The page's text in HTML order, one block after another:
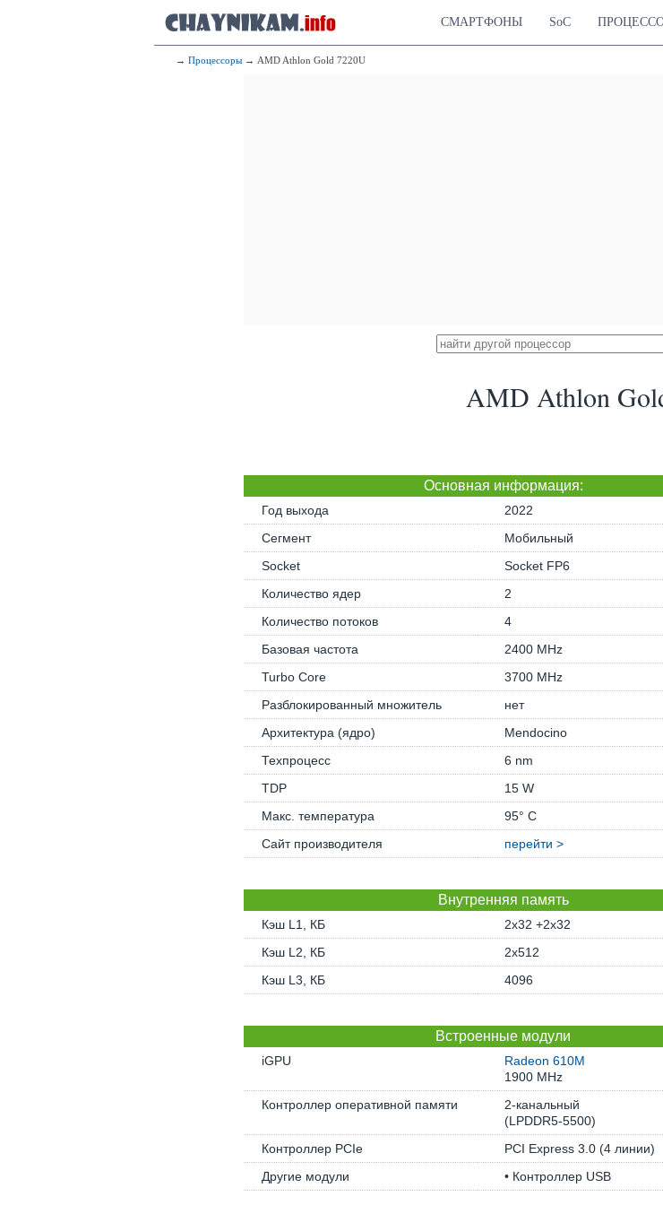
СМАРТФОНЫ SoC
→ Процессоры → AMD Athlon Gold 7220U
AMD Athlon
Основная информация:
Год выхода
2022
Сегмент
Мобильный
Socket
Socket FP6
Количество ядер
2
Количество потоков
4
Базовая частота
2400 MHz
Turbo Core
3700 MHz
Разблокированный множитель
нет
Архитектура (ядро)
Mendocino
Техпроцесс
6 nm
TDP
15 W
Макс. температура
95° C
Сайт производителя
перейти >
Внутренняя память
Кэш L1, КБ
2x32 +2x32
Кэш L2, КБ
2x512
Кэш L3, КБ
4096
Встроенные модули
iGPU
Radeon 610M
1900 MHz
Контроллер оперативной памяти
2-канальный
(LPDDR5-5500)
Контроллер PCIe
PCI Express 3.0 (4 линии)
Другие модули
• Контроллер USB